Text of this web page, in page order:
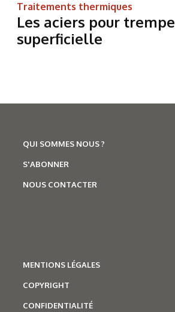
Traitements thermiques
Les aciers pour trempe
superficielle
QUI SOMMES NOUS ?
S'ABONNER
NOUS CONTACTER
MENTIONS LÉGALES
COPYRIGHT
CONFIDENTIALITÉ